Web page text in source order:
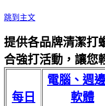
跳到主文
提供各品牌清潔打
合強打活動，讓您
每日
電腦、週
軟體